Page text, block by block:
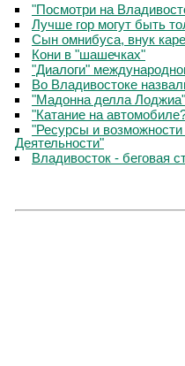
"Посмотри на
Лучше гор могут быть
Сын омнибуса, внук
Кони в "шашечках"
"Диалоги"
Во Владивостоке
"Мадонна делла
"Катание на
"Ресурсы и
Деятельности"
Владивосток - беговая